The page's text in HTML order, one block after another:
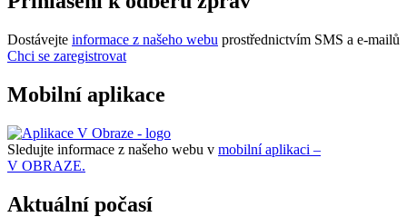
Dostávejte informace z našeho webu prostřednictvím SMS a e-mailů
Chci se zaregistrovat
Mobilní aplikace
Sledujte informace z našeho webu v mobilní aplikaci –
V OBRAZE.
Aktuální počasí